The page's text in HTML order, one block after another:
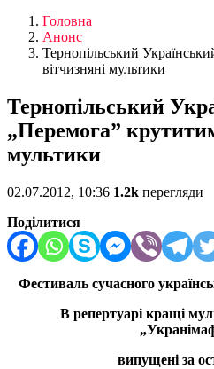
Головна
Анонс
Тернопільський
вітчизняні мультики
Тернопільський
„Перемога”
мультики
02.07.2012, 10:36 1.2k перегляди
Поділитися
Фестиваль сучасного
В репертуарі кращі
випущені за